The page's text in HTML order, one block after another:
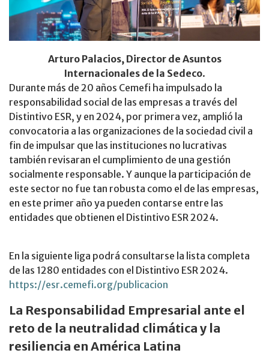
Arturo Palacios, Director de Asuntos
Internacionales de la Sedeco.
Durante más de 20 años Cemefi ha impulsado la
responsabilidad social de las empresas a través del
Distintivo ESR, y en 2024, por primera vez, amplió la
convocatoria a las organizaciones de la sociedad civil a
fin de impulsar que las instituciones no lucrativas
también revisaran el cumplimiento de una gestión
socialmente responsable. Y aunque la participación de
este sector no fue tan robusta como el de las empresas,
en este primer año ya pueden contarse entre las
entidades que obtienen el Distintivo ESR 2024.
En la siguiente liga podrá consultarse la lista completa
de las 1280 entidades con el Distintivo ESR 2024.
https://esr.cemefi.org/publicacion
La Responsabilidad Empresarial ante el
reto de la neutralidad climática y la
resiliencia en América Latina